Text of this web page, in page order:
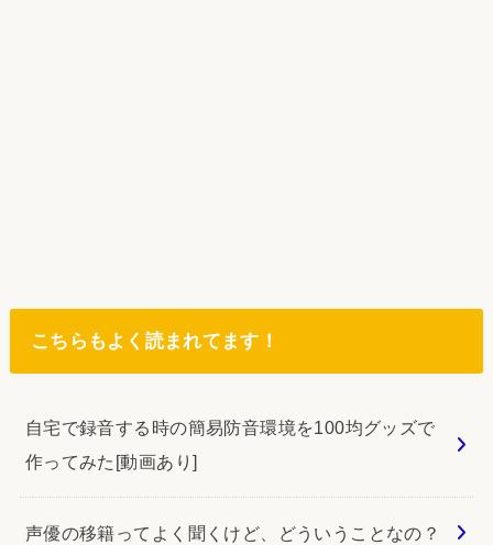
こちらもよく読まれてます！
自宅で録音する時の簡易防音環境を100均グッズで
作ってみた[動画あり]
声優の移籍ってよく聞くけど、どういうことなの？